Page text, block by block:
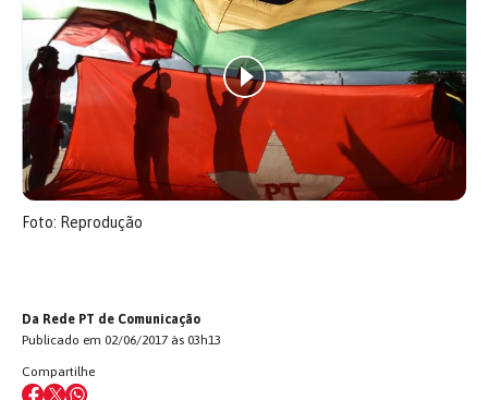
Foto: Reprodução
Da Rede PT de Comunicação
Publicado em 02/06/2017 às 03h13
Compartilhe